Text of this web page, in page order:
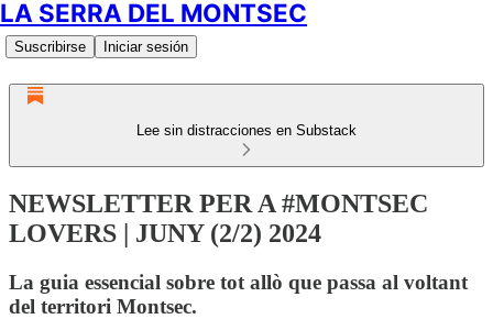
LA SERRA DEL MONTSEC
Suscribirse Iniciar sesión
Lee sin distracciones en Substack
NEWSLETTER PER A #MONTSEC
LOVERS | JUNY (2/2) 2024
La guia essencial sobre tot allò que passa al voltant
del territori Montsec.